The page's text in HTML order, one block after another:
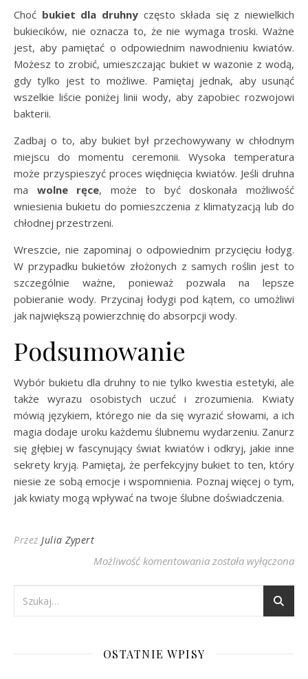
Choć bukiet dla druhnyczęsto składa się z niewielkich
bukiecików, nie oznacza to, że nie wymaga troski. Ważne
jest, aby pamiętać o odpowiednim nawodnieniu kwiatów.
Możesz to zrobić, umieszczając bukiet w wazonie z wodą,
gdy tylko jest to możliwe. Pamiętaj jednak, aby usunąć
wszelkie liście poniżej linii wody, aby zapobiec rozwojowi
bakterii.
Zadbaj o to, aby bukiet był przechowywany w chłodnym
miejscu do momentu ceremonii. Wysoka temperatura
może przyspieszyć proces więdnięcia kwiatów. Jeśli druhna
ma wolne ręce, może to być doskonała możliwość
wniesienia bukietu do pomieszczenia z klimatyzacją lub do
chłodnej przestrzeni.
Wreszcie, nie zapominaj o odpowiednim przycięciu łodyg.
W przypadku bukietów złożonych z samych roślin jest to
szczególnie ważne, ponieważ pozwala na lepsze
pobieranie wody. Przycinaj łodygi pod kątem, co umożliwi
jak największą powierzchnię do absorpcji wody.
Podsumowanie
Wybór bukietu dla druhny to nie tylko kwestia estetyki, ale
także wyrazu osobistych uczuć i zrozumienia. Kwiaty
mówią językiem, którego nie da się wyrazić słowami, a ich
magia dodaje uroku każdemu ślubnemu wydarzeniu. Zanurz
się głębiej w fascynujący świat kwiatów i odkryj, jakie inne
sekrety kryją. Pamiętaj, że perfekcyjny bukiet to ten, który
niesie ze sobą emocje i wspomnienia. Poznaj więcej o tym,
jak kwiaty mogą wpływać na twoje ślubne doświadczenia.
Przez Julia Zypert
Możliwość komentowania Magia kwiatów –
została wyłączona
OSTATNIE WPISY